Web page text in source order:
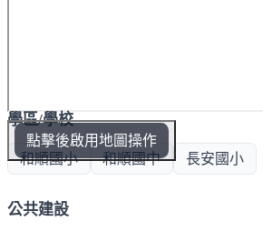
點擊後啟用地圖操作
學區/學校
和順國小 和順國中 長安國小
公共建設